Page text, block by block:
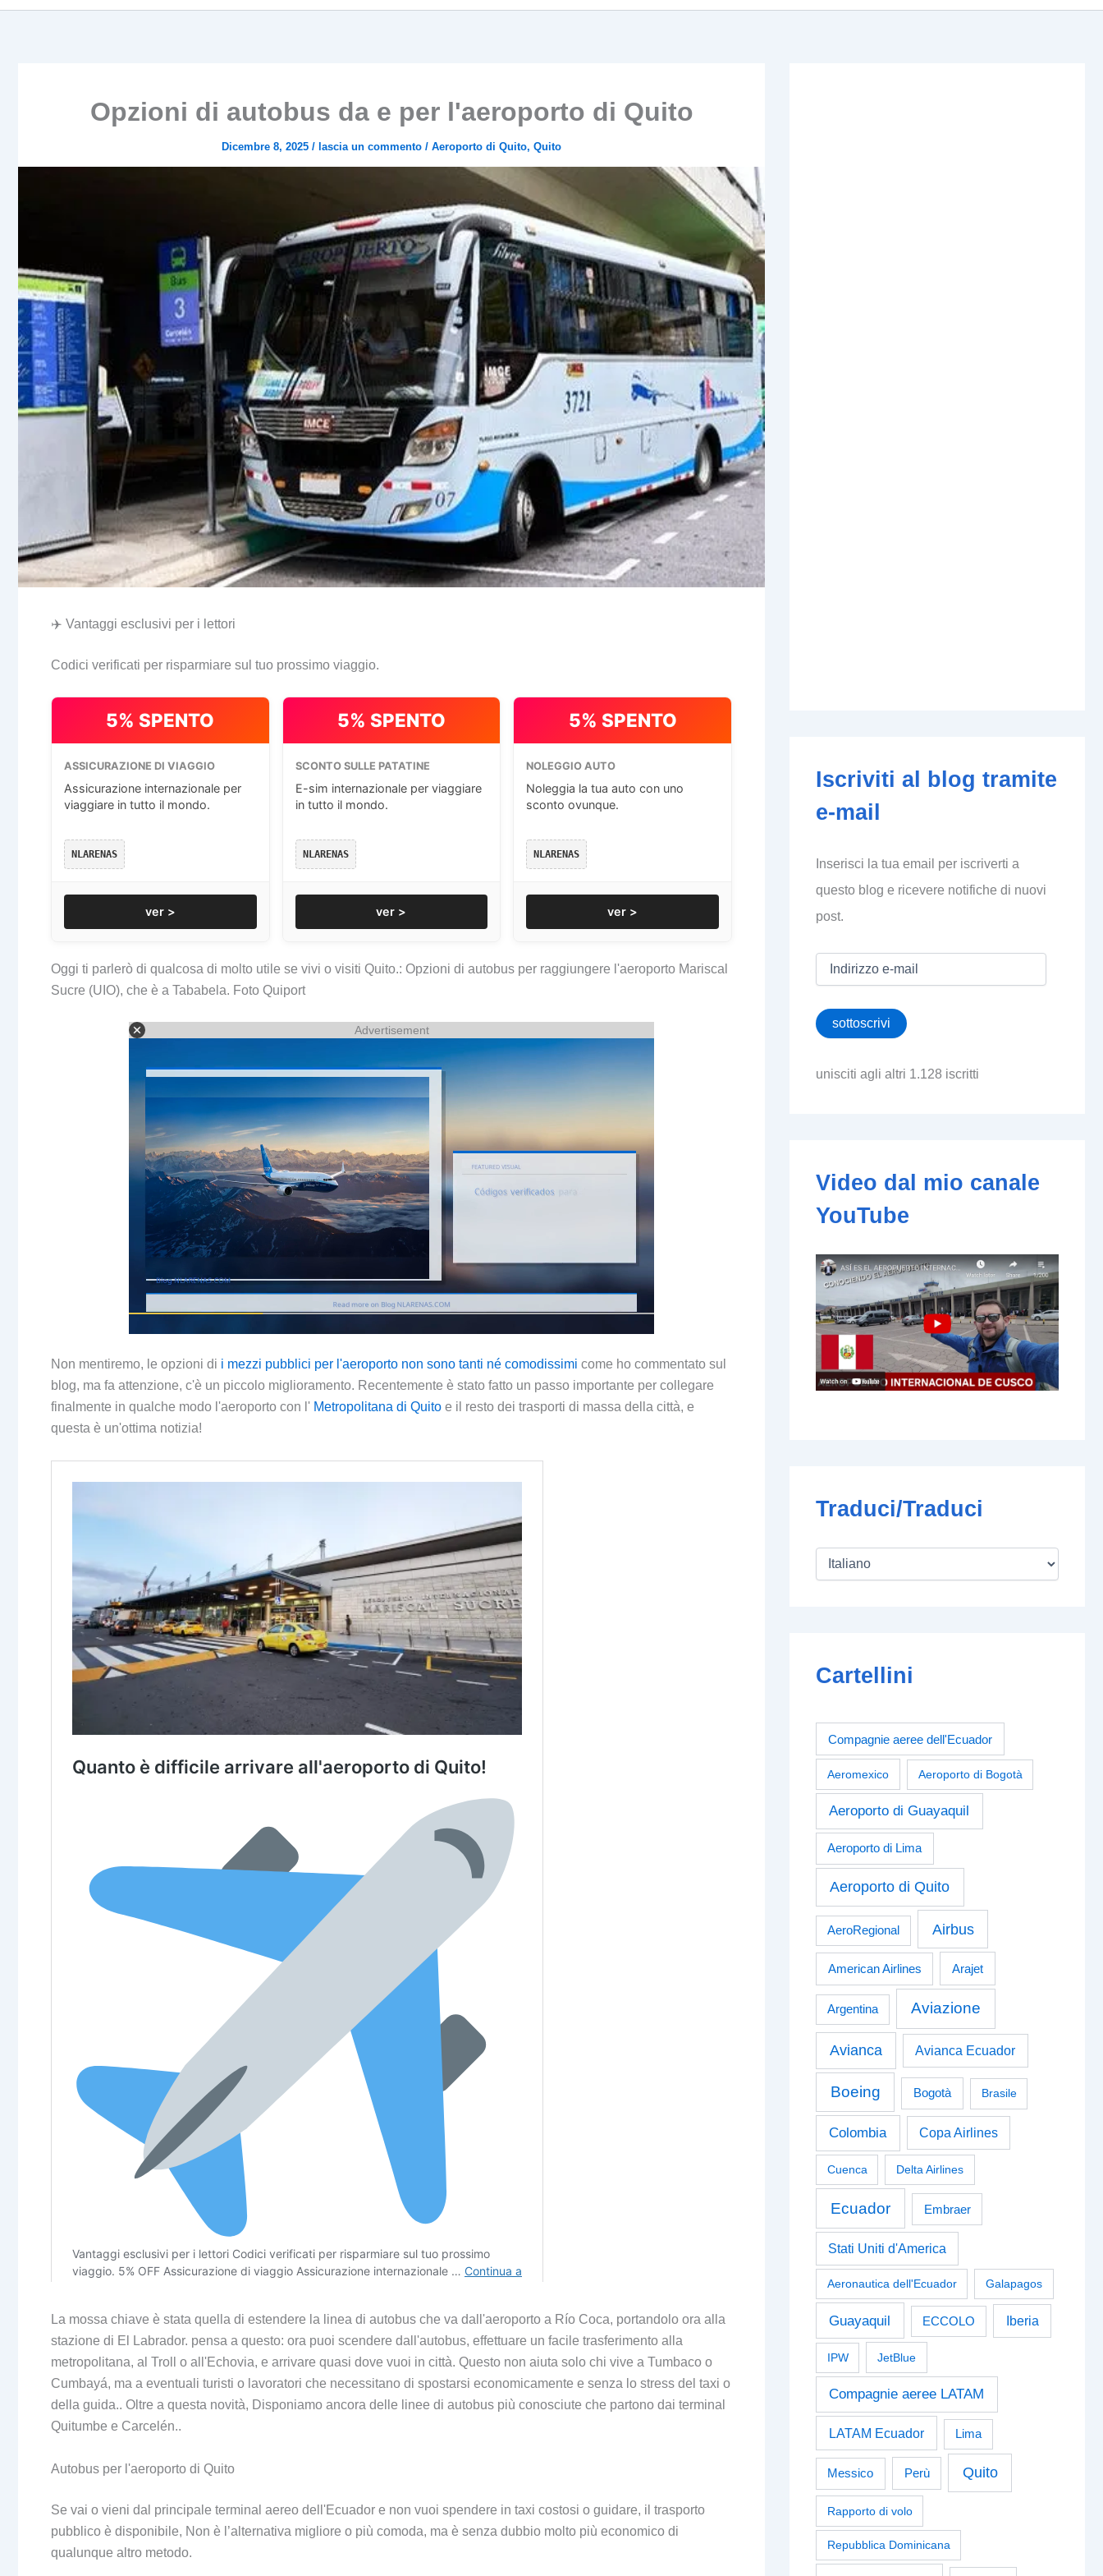
Opzioni di autobus da e per l'aeroporto di Quito
Dicembre 8, 2025 / lascia un commento / Aeroporto di Quito, Quito
✈️ Vantaggi esclusivi per i lettori
Codici verificati per risparmiare sul tuo prossimo viaggio.
5% SPENTO
ASSICURAZIONE DI VIAGGIO
Assicurazione internazionale per
viaggiare in tutto il mondo.
NLARENAS
ver >
5% SPENTO
SCONTO SULLE PATATINE
E-sim internazionale per viaggiare
in tutto il mondo.
NLARENAS
ver >
5% SPENTO
NOLEGGIO AUTO
Noleggia la tua auto con uno
sconto ovunque.
NLARENAS
ver >
Oggi ti parlerò di qualcosa di molto utile se vivi o visiti Quito.: Opzioni di autobus per raggiungere l'aeroporto Mariscal
Sucre (UIO), che è a Tababela. Foto Quiport
Advertisement
Non mentiremo, le opzioni di i mezzi pubblici per l'aeroporto non sono tanti né comodissimi come ho commentato sul
blog, ma fa attenzione, c'è un piccolo miglioramento. Recentemente è stato fatto un passo importante per collegare
finalmente in qualche modo l'aeroporto con l' Metropolitana di Quito e il resto dei trasporti di massa della città, e
questa è un'ottima notizia!
La mossa chiave è stata quella di estendere la linea di autobus che va dall'aeroporto a Río Coca, portandolo ora alla
stazione di El Labrador. pensa a questo: ora puoi scendere dall'autobus, effettuare un facile trasferimento alla
metropolitana, al Troll o all'Echovia, e arrivare quasi dove vuoi in città. Questo non aiuta solo chi vive a Tumbaco o
Cumbayá, ma a eventuali turisti o lavoratori che necessitano di spostarsi economicamente e senza lo stress del taxi o
della guida.. Oltre a questa novità, Disponiamo ancora delle linee di autobus più conosciute che partono dai terminal
Quitumbe e Carcelén..
Autobus per l'aeroporto di Quito
Se vai o vieni dal principale terminal aereo dell'Ecuador e non vuoi spendere in taxi costosi o guidare, il trasporto
pubblico è disponibile, Non è l’alternativa migliore o più comoda, ma è senza dubbio molto più economico di
qualunque altro metodo.
Iscriviti al blog tramite
e-mail
Inserisci la tua email per iscriverti a
questo blog e ricevere notifiche di nuovi
post.
r
z
i
sottoscrivi
unisciti agli altri 1.128 iscritti
Video dal mio canale
YouTube
Traduci/Traduci
Cartellini
Compagnie aeree dell'Ecuador
Aeromexico Aeroporto di Bogotà
Aeroporto di Guayaquil
Aeroporto di Lima
Aeroporto di Quito
AeroRegional Airbus
American Airlines Arajet
Argentina Aviazione
Avianca Avianca Ecuador
Boeing Bogotà Brasile
Colombia Copa Airlines
Cuenca Delta Airlines
Ecuador Embraer
Stati Uniti d'America
Aeronautica dell'Ecuador Galapagos
Guayaquil ECCOLO Iberia
IPW JetBlue
Compagnie aeree LATAM
LATAM Ecuador Lima
Messico Perù Quito
Rapporto di volo
Repubblica Dominicana